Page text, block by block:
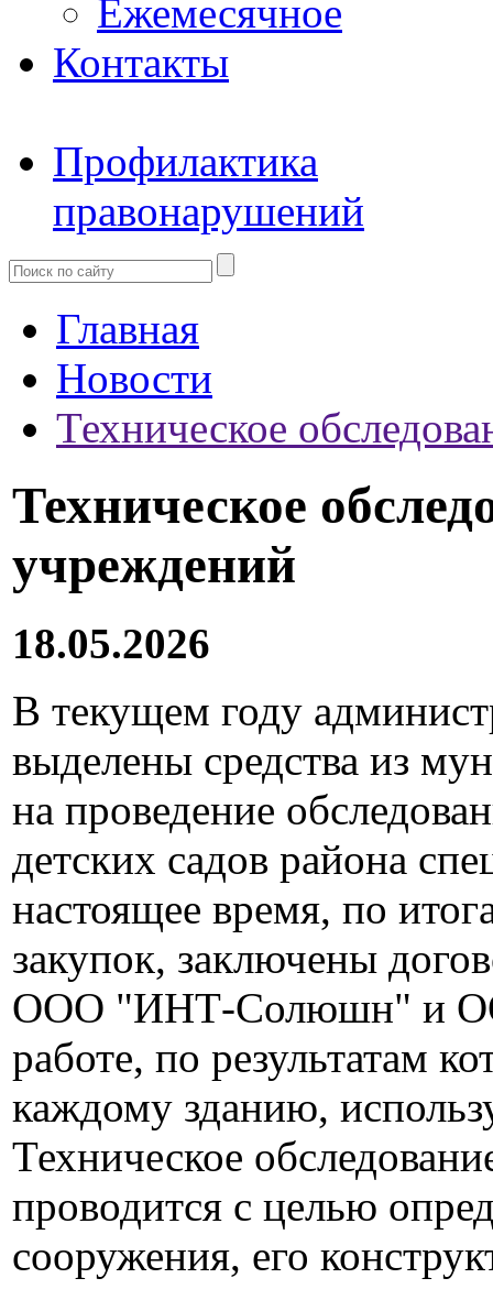
Ежемесячное
Контакты
Профилактика
правонарушений
Главная
Новости
Техническое
Техническое
учреждений
18.05.2026
В текущем году
выделены средства из
на проведение
детских садов района
настоящее время, по
закупок, заключены
ООО "ИНТ-Солюшн" и
работе, по результатам
каждому зданию,
Техническое
проводится с целью
сооружения, его